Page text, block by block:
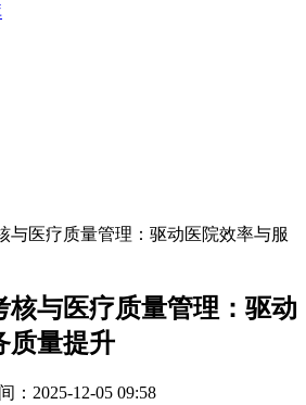
与医疗质量管理：驱动医院效率与服
核与医疗质量管理：驱动
质量提升
2025-12-05 09:58